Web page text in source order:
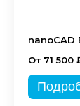
nanoCAD
От 71 500